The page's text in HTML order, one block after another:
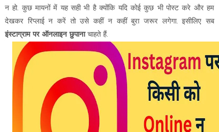
न हो. कुछ मायनों में यह सही भी है क्योंकि यदि कोई कुछ भी पोस्ट करे और हम
देखकर रिप्लाई न करें तो उसे कहीं न कहीं बुरा जरूर लगेगा. इसीलिए सब
इंस्टाग्राम पर ऑनलाइन छुपानाचाहते हैं.